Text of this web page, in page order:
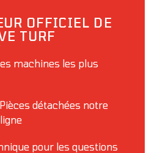
OFFICIEL DE
TURF
machines les plus
détachées notre
pour les questions